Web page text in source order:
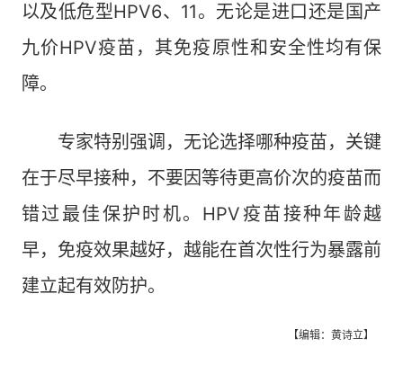
以及低危型HPV6、11。无论是进口还是国产
九价HPV疫苗，其免疫原性和安全性均有保
障。
专家特别强调，无论选择哪种疫苗，关键
在于尽早接种，不要因等待更高价次的疫苗而
错过最佳保护时机。HPV疫苗接种年龄越
早，免疫效果越好，越能在首次性行为暴露前
建立起有效防护。
【编辑：黄诗立】